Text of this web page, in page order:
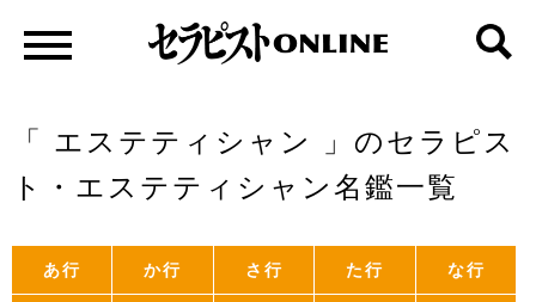
「 エステティシャン 」のセラピス
ト・エステティシャン名鑑一覧
あ行 か行 さ行 た行 な行